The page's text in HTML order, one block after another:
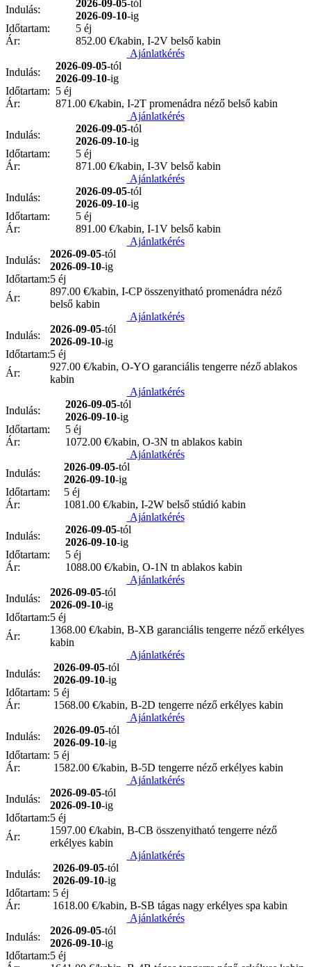
Indulás:
2026-09-05-tól
2026-09-10-ig
Időtartam:
5 éj
Ár:
852.00 €/kabin, I-2V belső kabin
Ajánlatkérés
Indulás:
2026-09-05-tól
2026-09-10-ig
Időtartam: 5 éj
Ár:
871.00 €/kabin, I-2T promenádra néző belső kabin
Ajánlatkérés
Indulás:
2026-09-05-tól
2026-09-10-ig
Időtartam:
5 éj
Ár:
871.00 €/kabin, I-3V belső kabin
Ajánlatkérés
Indulás:
2026-09-05-tól
2026-09-10-ig
Időtartam:
5 éj
Ár:
891.00 €/kabin, I-1V belső kabin
Ajánlatkérés
Indulás:
2026-09-05-tól
2026-09-10-ig
Időtartam:5 éj
Ár:
897.00 €/kabin, I-CP összenyitható promenádra néző
belső kabin
Ajánlatkérés
Indulás:
2026-09-05-tól
2026-09-10-ig
Időtartam:5 éj
Ár:
927.00 €/kabin, O-YO garanciális tengerre néző ablakos
kabin
Ajánlatkérés
Indulás:
2026-09-05-tól
2026-09-10-ig
Időtartam:
5 éj
Ár:
1072.00 €/kabin, O-3N tn ablakos kabin
Ajánlatkérés
Indulás:
2026-09-05-tól
2026-09-10-ig
Időtartam:
5 éj
Ár:
1081.00 €/kabin, I-2W belső stúdió kabin
Ajánlatkérés
Indulás:
2026-09-05-tól
2026-09-10-ig
Időtartam:
5 éj
Ár:
1088.00 €/kabin, O-1N tn ablakos kabin
Ajánlatkérés
Indulás:
2026-09-05-tól
2026-09-10-ig
Időtartam:5 éj
Ár:
1368.00 €/kabin, B-XB garanciális tengerre néző erkélyes
kabin
Ajánlatkérés
Indulás:
2026-09-05-tól
2026-09-10-ig
Időtartam: 5 éj
Ár:
1568.00 €/kabin, B-2D tengerre néző erkélyes kabin
Ajánlatkérés
Indulás:
2026-09-05-tól
2026-09-10-ig
Időtartam: 5 éj
Ár:
1582.00 €/kabin, B-5D tengerre néző erkélyes kabin
Ajánlatkérés
Indulás:
2026-09-05-tól
2026-09-10-ig
Időtartam:5 éj
Ár:
1597.00 €/kabin, B-CB összenyitható tengerre néző
erkélyes kabin
Ajánlatkérés
Indulás:
2026-09-05-tól
2026-09-10-ig
Időtartam: 5 éj
Ár:
1618.00 €/kabin, B-SB tágas nagy erkélyes spa kabin
Ajánlatkérés
Indulás:
2026-09-05-tól
2026-09-10-ig
Időtartam:5 éj